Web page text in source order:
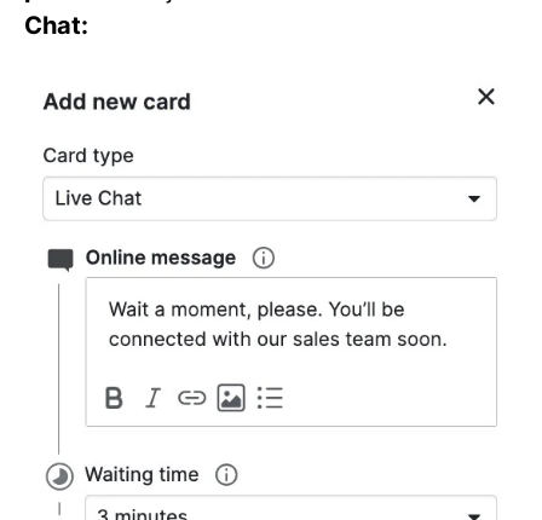
Chat: